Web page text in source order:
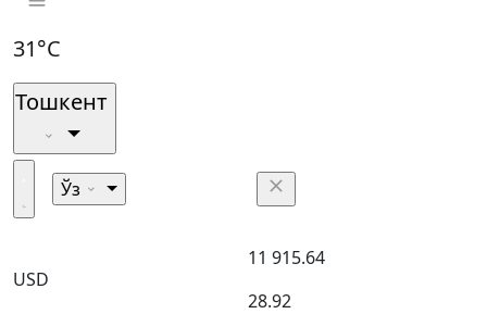
31°C
Тошкент
Ўз
USD
11 915.64
28.92